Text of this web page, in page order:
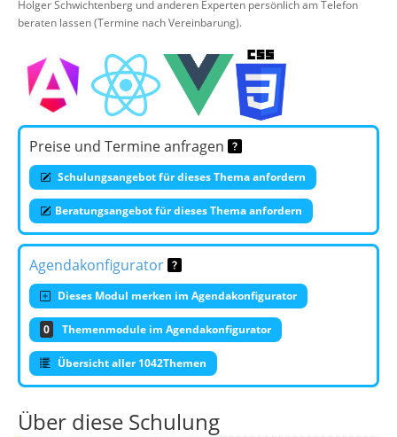
Holger Schwichtenberg und anderen Experten persönlich am Telefon
beraten lassen (Termine nach Vereinbarung).
Preise und Termine anfragen
Schulungsangebot für dieses Thema anfordern
Beratungsangebot für dieses Thema anfordern
Agendakonfigurator
Dieses Modul merken im Agendakonfigurator
0 Themenmodule im Agendakonfigurator
Übersicht aller 1042Themen
Über diese Schulung